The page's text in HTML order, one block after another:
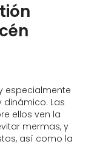
especialmente
dinámico. Las
ellos ven la
mermas, y
así como la